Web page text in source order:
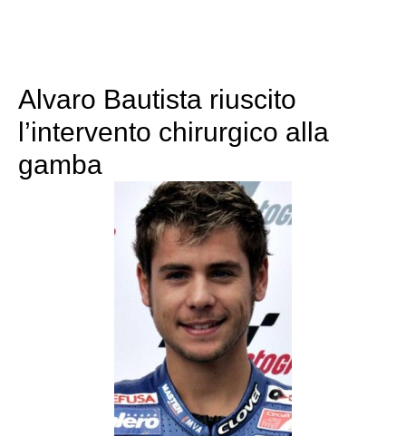
Alvaro Bautista riuscito
l’intervento chirurgico alla
gamba